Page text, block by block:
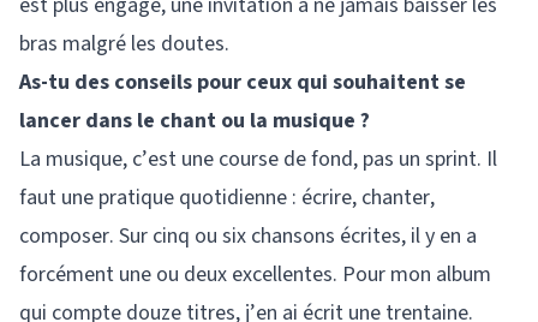
bras malgré les doutes.
As-tu des conseils pour ceux qui souhaitent se
lancer dans le chant ou la musique ?
La musique, c’est une course de fond, pas un sprint. Il
faut une pratique quotidienne : écrire, chanter,
composer. Sur cinq ou six chansons écrites, il y en a
forcément une ou deux excellentes. Pour mon album
qui compte douze titres, j’en ai écrit une trentaine.